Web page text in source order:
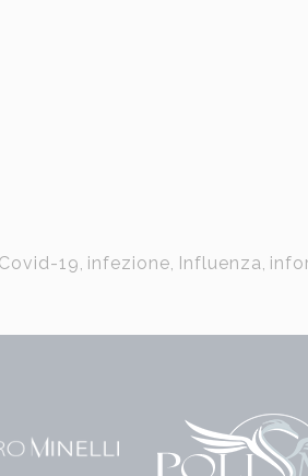
Covid-19, infezione, Influenza,